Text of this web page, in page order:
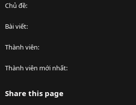
Chủ đề
Bài viết
Thành viên
Thành viên mới nhất
Share this page